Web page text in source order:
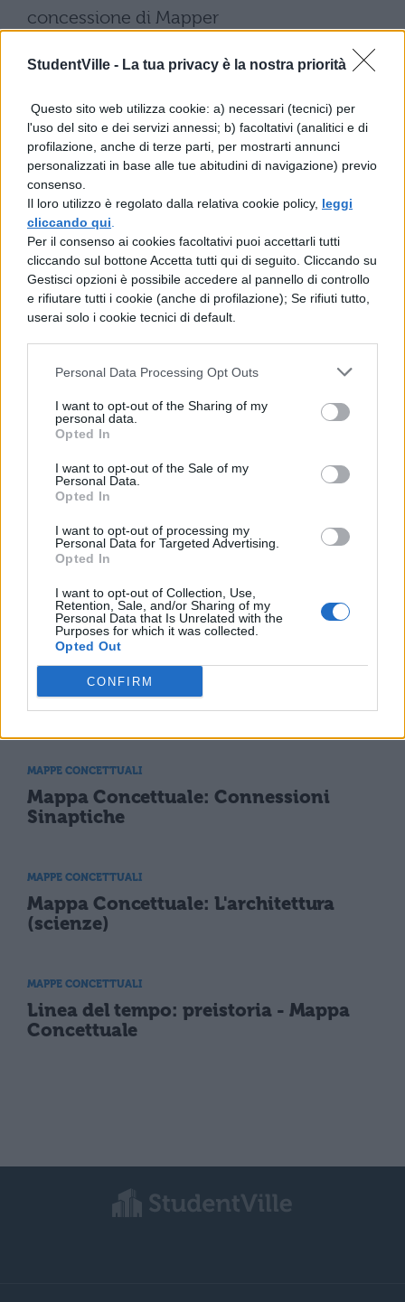
StudentVille - La tua privacy è la nostra priorità
Questo sito web utilizza cookie: a) necessari (tecnici) per
l'uso del sito e dei servizi annessi; b) facoltativi (analitici e di
profilazione, anche di terze parti, per mostrarti annunci
personalizzati in base alle tue abitudini di navigazione) previo
consenso.
Il loro utilizzo è regolato dalla relativa cookie policy, leggi
cliccando qui
Per il consenso ai cookies facoltativi puoi accettarli tutti
cliccando sul bottone Accetta tutti qui di seguito. Cliccando su
Gestisci opzioni è possibile accedere al pannello di controllo
e rifiutare tutti i cookie (anche di profilazione); Se rifiuti tutto,
userai solo i cookie tecnici di default.
Personal Data Processing Opt Outs
I want to opt-out of the Sharing of my
personal data.
Opted In
I want to opt-out of the Sale of my
Personal Data.
Opted In
I want to opt-out of processing my
Personal Data for Targeted Advertising.
Opted In
I want to opt-out of Collection, Use,
Retention, Sale, and/or Sharing of my
Personal Data that Is Unrelated with the
Purposes for which it was collected.
Opted Out
CONFIRM
concessione di Mapper
TI POTREBBE INTERESSARE
MAPPE CONCETTUALI
Mappa Concettuale: Fotosintesi
Clorofilliana
Mesopotamiche
MAPPE CONCETTUALI
Mappa Concettuale: La respirazione
MAPPE CONCETTUALI
Mappa Concettuale: Le origini
dell'Egitto
MAPPE CONCETTUALI
Mappa Concettuale: Le ghiandole
endocrine
MAPPE CONCETTUALI
Mappa Concettuale: Connessioni
Sinaptiche
MAPPE CONCETTUALI
Mappa Concettuale: L'architettura
(scienze)
MAPPE CONCETTUALI
Linea del tempo: preistoria - Mappa
Concettuale